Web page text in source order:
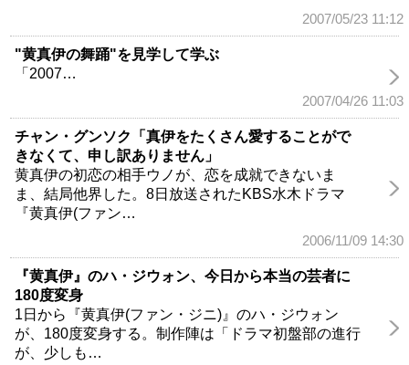
2007/05/23 11:12
"黄真伊の舞踊"を見学して学ぶ
「2007…
2007/04/26 11:03
チャン・グンソク「真伊をたくさん愛することがで
きなくて、申し訳ありません」
黄真伊の初恋の相手ウノが、恋を成就できないま
ま、結局他界した。8日放送されたKBS水木ドラマ
『黄真伊(ファン…
2006/11/09 14:30
『黄真伊』のハ・ジウォン、今日から本当の芸者に
180度変身
1日から『黄真伊(ファン・ジニ)』のハ・ジウォン
が、180度変身する。制作陣は「ドラマ初盤部の進行
が、少しも…